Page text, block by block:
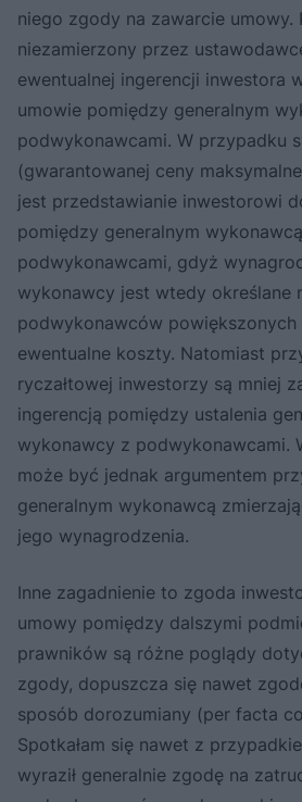
niego zgody na zawarcie umowy.
niezamierzony przez
ewentualnej ingerencji inwestora
umowie pomiędzy generalnym
podwykonawcami. W przypadku
(gwarantowanej ceny
jest przedstawianie inwestorowi
pomiędzy generalnym
podwykonawcami, gdyż
wykonawcy jest wtedy określane
podwykonawców powiększonych
ewentualne koszty. Natomiast
ryczałtowej inwestorzy są mniej
ingerencją pomiędzy ustalenia
wykonawcy z podwykonawcami.
może być jednak argumentem
generalnym wykonawcą
jego wynagrodzenia.
Inne zagadnienie to zgoda
umowy pomiędzy dalszymi
prawników są różne poglądy
zgody, dopuszcza się nawet
sposób dorozumiany (per facta
Spotkałam się nawet z
wyraził generalnie zgodę na